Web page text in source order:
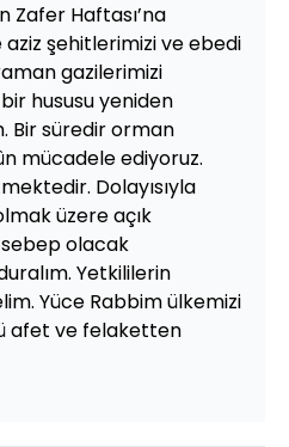
Zafer Haftası’na
şehitlerimizi ve ebedi
gazilerimizi
hususu yeniden
Bir süredir orman
mücadele ediyoruz.
Dolayısıyla
üzere açık
olacak
Yetkililerin
Yüce Rabbim ülkemizi
afet ve felaketten